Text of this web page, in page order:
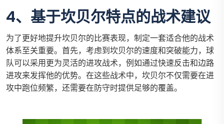
4、基于坎贝尔特点的战术建议
为了更好地提升坎贝尔的比赛表现，制定一套适合他的战术
体系至关重要。首先，考虑到坎贝尔的速度和突破能力，球
队可以采用更为灵活的进攻战术，例如通过快速反击和边路
进攻来发挥他的优势。在这些战术中，坎贝尔不仅需要在进
攻中跑位频繁，还需要在防守时提供足够的覆盖。